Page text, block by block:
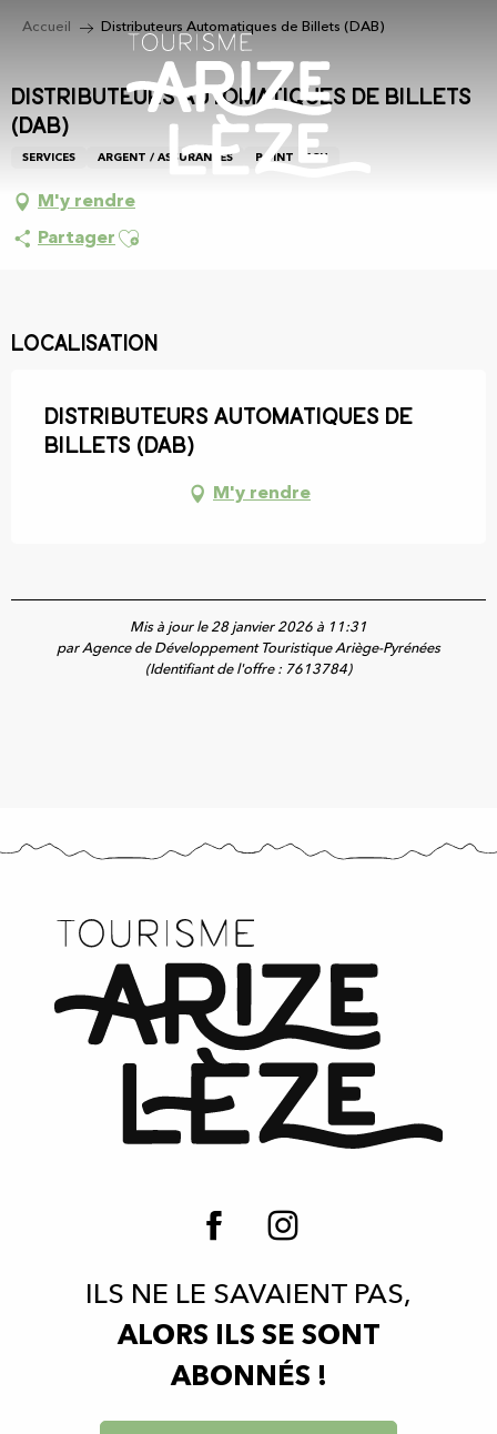
principal
Accueil Distributeurs Automatiques de Billets (DAB)
Distributeurs Automatiques de Billets
(DAB)
SERVICES ARGENT / ASSURANCES POINT CASH
M'y rendre
Partager Ajouter aux favoris
Localisation
Distributeurs Automatiques de
Billets (DAB)
M'y rendre
Mis à jour le 28 janvier 2026 à 11:31
par Agence de Développement Touristique Ariège-Pyrénées
(Identifiant de l'offre : 7613784)
ILS NE LE SAVAIENT PAS,
ALORS ILS SE SONT
ABONNÉS !